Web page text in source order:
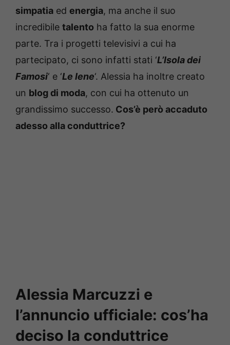
simpatia ed energia, ma anche il suo
incredibile talento ha fatto la sua enorme
parte. Tra i progetti televisivi a cui ha
partecipato, ci sono infatti stati ‘L’Isola dei
Famosi‘ e ‘Le Iene‘. Alessia ha inoltre creato
un blog di moda, con cui ha ottenuto un
grandissimo successo. Cos’è però accaduto
adesso alla conduttrice?
Alessia Marcuzzi e
l’annuncio ufficiale: cos’ha
deciso la conduttrice